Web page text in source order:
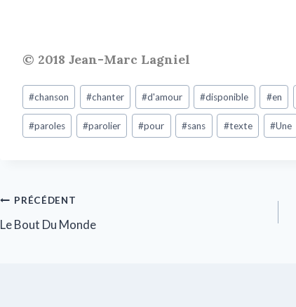
© 2018 Jean-Marc Lagniel
#chanson #chanter #d'amour #disponible #en
#paroles #parolier #pour #sans #texte #Une
PRÉCÉDENT
Le Bout Du Monde